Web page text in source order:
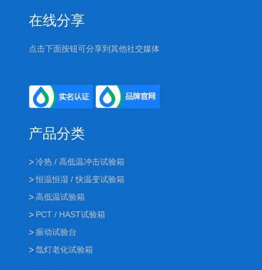
在线分享
点击下面按钮可分享到其他社交媒体
产品分类
冷热 / 高低温冲击试验箱
恒温恒湿 / 快温变试验箱
高低温试验箱
PCT / HAST试验箱
振动试验台
氙灯老化试验箱